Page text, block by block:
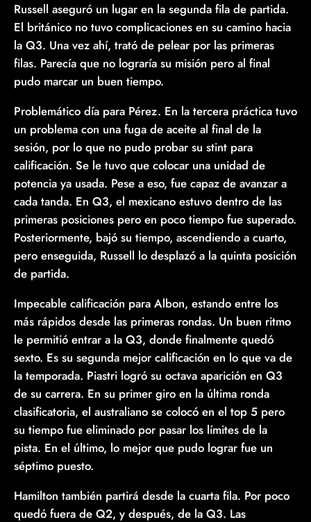
Russell aseguró un lugar en la segunda fila de partida.
El británico no tuvo complicaciones en su camino hacia
la Q3. Una vez ahí, trató de pelear por las primeras
filas. Parecía que no lograría su misión pero al final
pudo marcar un buen tiempo.
Problemático día para Pérez. En la tercera práctica tuvo
un problema con una fuga de aceite al final de la
sesión, por lo que no pudo probar su stint para
calificación. Se le tuvo que colocar una unidad de
potencia ya usada. Pese a eso, fue capaz de avanzar a
cada tanda. En Q3, el mexicano estuvo dentro de las
primeras posiciones pero en poco tiempo fue superado.
Posteriormente, bajó su tiempo, ascendiendo a cuarto,
pero enseguida, Russell lo desplazó a la quinta posición
de partida.
Impecable calificación para Albon, estando entre los
más rápidos desde las primeras rondas. Un buen ritmo
le permitió entrar a la Q3, donde finalmente quedó
sexto. Es su segunda mejor calificación en lo que va de
la temporada. Piastri logró su octava aparición en Q3
de su carrera. En su primer giro en la última ronda
clasificatoria, el australiano se colocó en el top 5 pero
su tiempo fue eliminado por pasar los límites de la
pista. En el último, lo mejor que pudo lograr fue un
séptimo puesto.
Hamilton también partirá desde la cuarta fila. Por poco
quedó fuera de Q2, y después, de la Q3. Las